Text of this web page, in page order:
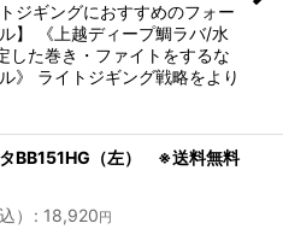
ジギングにおすすめのフォー
】 《上越ディープ鯛ラバ/水
した巻き・ファイトをするな
》 ライトジギング戦略をより
BB151HG（左） ※送料無料
）
: 18,920 円